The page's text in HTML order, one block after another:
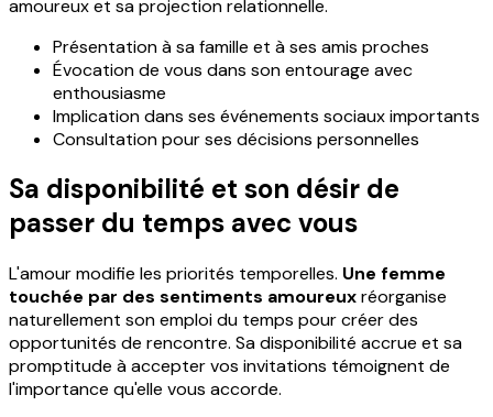
amoureux et sa projection relationnelle.
Présentation à sa famille et à ses amis proches
Évocation de vous dans son entourage avec
enthousiasme
Implication dans ses événements sociaux importants
Consultation pour ses décisions personnelles
Sa disponibilité et son désir de
passer du temps avec vous
L'amour modifie les priorités temporelles. Une femme
touchée par des sentiments amoureuxréorganise
naturellement son emploi du temps pour créer des
opportunités de rencontre. Sa disponibilité accrue et sa
promptitude à accepter vos invitations témoignent de
l'importance qu'elle vous accorde.